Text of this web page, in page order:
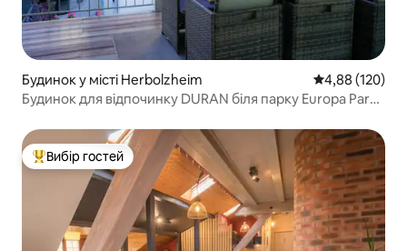
Будинок у місті Herbolzheim Середня
4,88 (120)
Будинок для відпочинку DURAN біля парку Europa Park /
Топ вибір гостей
Вибір гостей